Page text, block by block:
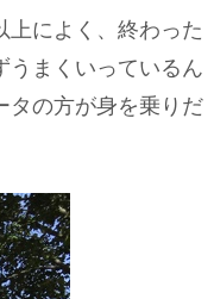
上によく、終わった
うまくいっているん
タの方が身を乗りだ